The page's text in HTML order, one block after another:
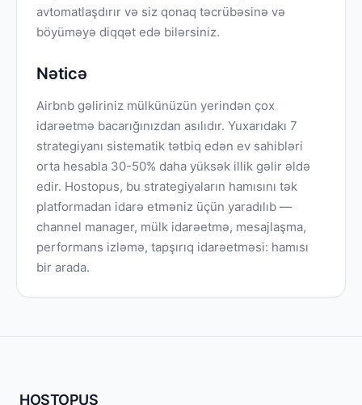
avtomatlaşdırır və siz qonaq təcrübəsinə və
böyüməyə diqqət edə bilərsiniz.
Nəticə
Airbnb gəliriniz mülkünüzün yerindən çox
idarəetmə bacarığınızdan asılıdır. Yuxarıdakı 7
strategiyanı sistematik tətbiq edən ev sahibləri
orta hesabla 30-50% daha yüksək illik gəlir əldə
edir. Hostopus, bu strategiyaların hamısını tək
platformadan idarə etməniz üçün yaradılıb —
channel manager, mülk idarəetmə, mesajlaşma,
performans izləmə, tapşırıq idarəetməsi: hamısı
bir arada.
HOSTOPUS